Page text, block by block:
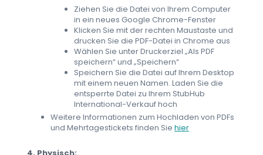
Ziehen Sie die Datei von Ihrem Computer
in ein neues Google Chrome-Fenster
Klicken Sie mit der rechten Maustaste und
drucken Sie die PDF-Datei in Chrome aus
Wählen Sie unter Druckerziel „Als PDF
speichern“ und „Speichern“
Speichern Sie die Datei auf Ihrem Desktop
mit einem neuen Namen. Laden Sie die
entsperrte Datei zu Ihrem StubHub
International-Verkauf hoch
Weitere Informationen zum Hochladen von PDFs
und Mehrtagestickets finden Sie hier